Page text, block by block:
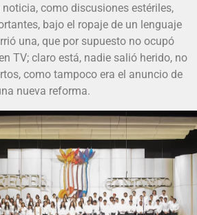
como discusiones estériles,
bajo el ropaje de un lenguaje
una, que por supuesto no ocupó
TV; claro está, nadie salió herido, no
como tampoco era el anuncio de
nueva reforma.